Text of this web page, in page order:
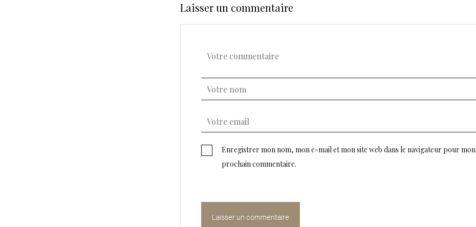
Laisser un commentaire
Enregistrer mon nom, mon e-mail et mon site web dans le navigateur pour mon
prochain commentaire.